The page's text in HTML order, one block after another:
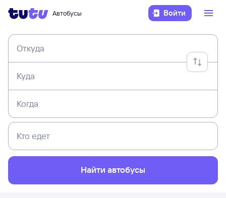
Автобусы Войти
Откуда
Куда
Когда
Кто едет
Найти автобусы